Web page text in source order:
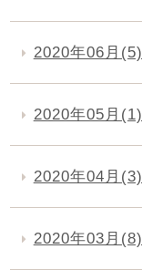
2020年06月(5)
2020年05月(1)
2020年04月(3)
2020年03月(8)